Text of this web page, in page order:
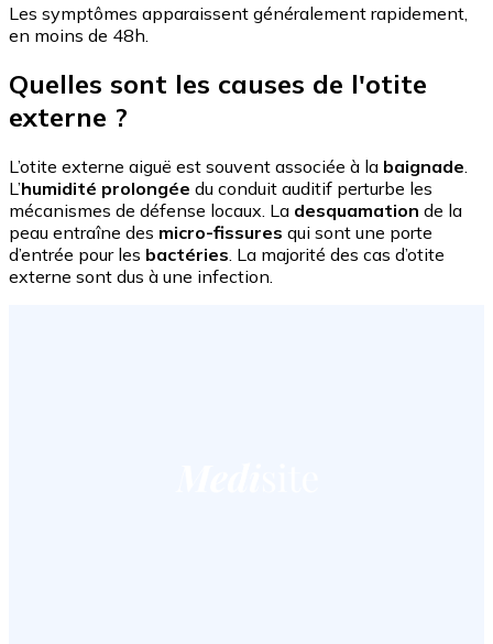
Les symptômes apparaissent généralement rapidement,
en moins de 48h.
Quelles sont les causes de l'otite
externe ?
L’otite externe aiguë est souvent associée à la baignade.
L’humidité prolongée du conduit auditif perturbe les
mécanismes de défense locaux. La desquamation de la
peau entraîne des micro-fissures qui sont une porte
d’entrée pour les bactéries. La majorité des cas d’otite
externe sont dus à une infection.